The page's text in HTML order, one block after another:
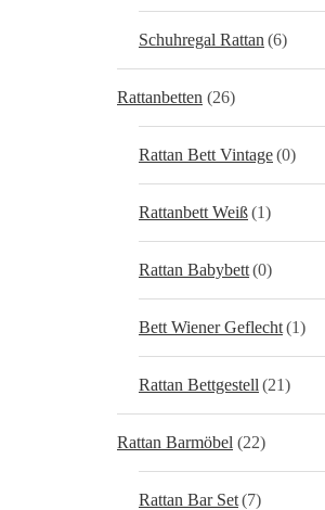
Schuhregal Rattan (6)
Rattanbetten (26)
Rattan Bett Vintage(0)
Rattanbett Weiß(1)
Rattan Babybett(0)
Bett Wiener Geflecht(1)
Rattan Bettgestell (21)
Rattan Barmöbel (22)
Rattan Bar Set(7)